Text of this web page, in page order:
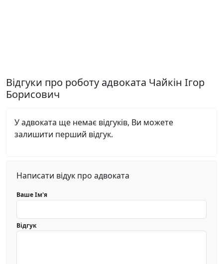
Відгуки про роботу адвоката Чайкін Ігор
Борисович
У адвоката ще немає відгуків, Ви можете
залишити перший відгук.
Написати відук про адвоката
Ваше Ім'я
Відгук